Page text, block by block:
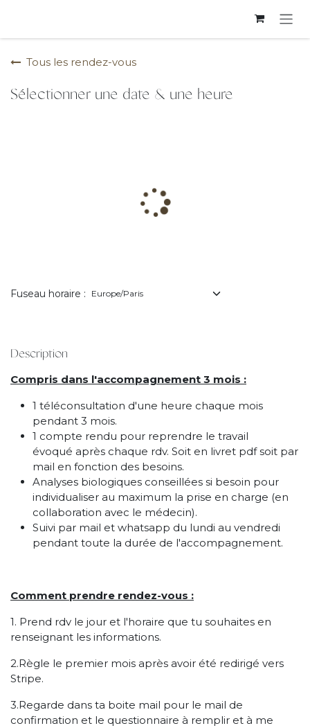
Tous les rendez-vous
Sélectionner une date & une heure
Fuseau horaire :
Description
Compris dans l'accompagnement 3 mois :
1 téléconsultation d'une heure chaque mois
pendant 3 mois.
1 compte rendu pour reprendre le travail
évoqué après chaque rdv. Soit en livret pdf soit par
mail en fonction des besoins.
Analyses biologiques conseillées si besoin pour
individualiser au maximum la prise en charge (en
collaboration avec le médecin).
Suivi par mail et whatsapp du lundi au vendredi
pendant toute la durée de l'accompagnement.
Comment prendre rendez-vous :
1. Prend rdv le jour et l'horaire que tu souhaites en
renseignant les informations.
2.Règle le premier mois après avoir été redirigé vers
Stripe.
3.Regarde dans ta boite mail pour le mail de
confirmation et le questionnaire à remplir et à me